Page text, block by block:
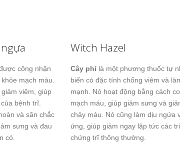
công nhận
mạch máu.
viêm, giúp
bệnh trĩ.
và săn chắc
sưng và đau
có.
Witch Hazel
Cây phỉ là một phương thuốc tự
biến có đặc tính chống viêm và
mạnh. Nó hoạt động bằng cách
mạch máu, giúp giảm sưng và
chảy máu. Nó cũng làm dịu ngứa
ứng, giúp giảm ngay lập tức các
chứng trĩ thông thường.